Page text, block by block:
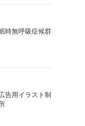
時無呼吸症候群
告用イラスト制